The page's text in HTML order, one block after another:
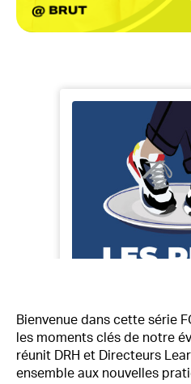
Bienvenue dans cette série
les moments clés de notre
réunit DRH et Directeurs
ensemble aux nouvelles